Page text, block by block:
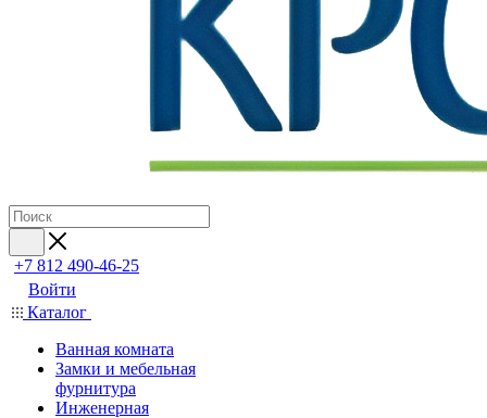
+7 812 490-46-25
Войти
Каталог
Ванная комната
Замки и мебельная
фурнитура
Инженерная